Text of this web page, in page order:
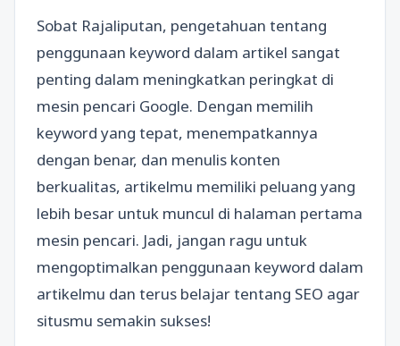
Sobat Rajaliputan, pengetahuan tentang
penggunaan keyword dalam artikel sangat
penting dalam meningkatkan peringkat di
mesin pencari Google. Dengan memilih
keyword yang tepat, menempatkannya
dengan benar, dan menulis konten
berkualitas, artikelmu memiliki peluang yang
lebih besar untuk muncul di halaman pertama
mesin pencari. Jadi, jangan ragu untuk
mengoptimalkan penggunaan keyword dalam
artikelmu dan terus belajar tentang SEO agar
situsmu semakin sukses!